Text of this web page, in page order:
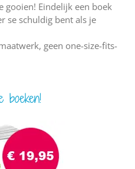
gooien! Eindelijk een boek
se schuldig bent als je
geen one-size-fits-
boeken!